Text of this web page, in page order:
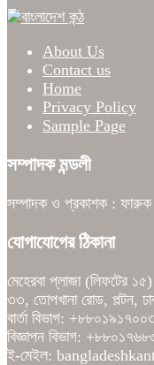
About Us
Contact us
Home
Privacy Policy
Sample Page
সম্পাদক মন্ডলী
সম্পাদক ও প্রকাশক : ফারুক
যোগাযোগের ঠিকানা
মেহেরবা প্লাজা (লিফটের ১৫)
৩৩, তোপখানা রোড, পল্টন,
বার্তা বিভাগ:
বিজ্ঞাপন বিভাগ:
ই-মেইল: